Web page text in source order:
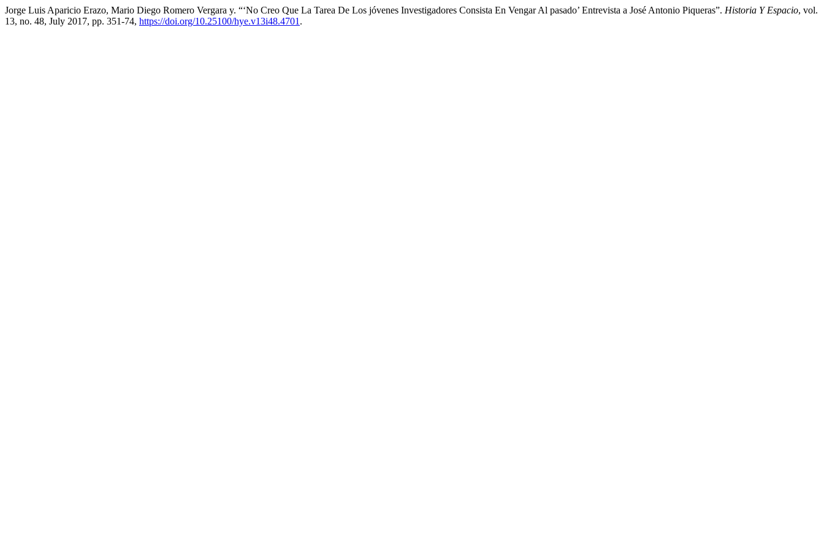
Jorge Luis Aparicio Erazo, Mario Diego Romero Vergara y. “‘No Creo Que La Tarea De Los jóvenes Investigadores Consista En Vengar Al pasado’ Entrevista a José Antonio Piqueras”. Historia Y Espacio, vol.
13, no. 48, July 2017, pp. 351-74, https://doi.org/10.25100/hye.v13i48.4701 .